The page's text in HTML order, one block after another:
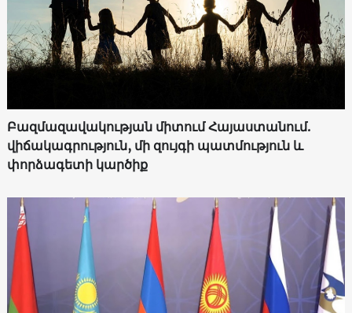
Բազմազավակության միտում Հայաստանում.
վիճակագրություն, մի զույգի պատմություն և
փորձագետի կարծիք